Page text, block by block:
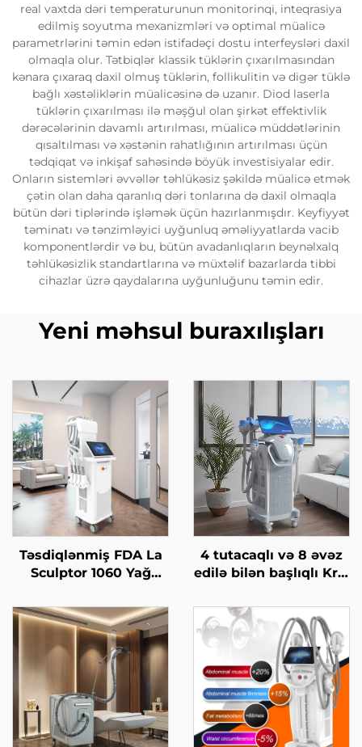
real vaxtda dəri temperaturunun monitorinqi, inteqrasiya
edilmiş soyutma mexanizmləri və optimal müalicə
parametrlərini təmin edən istifadəçi dostu interfeysləri daxil
olmaqla olur. Tətbiqlər klassik tüklərin çıxarılmasından
kənara çıxaraq daxil olmuş tüklərin, follikulitin və digər tüklə
bağlı xəstəliklərin müalicəsinə də uzanır. Diod laserla
tüklərin çıxarılması ilə məşğul olan şirkət effektivlik
dərəcələrinin davamlı artırılması, müalicə müddətlərinin
qısaltılması və xəstənin rahatlığının artırılması üçün
tədqiqat və inkişaf sahəsində böyük investisiyalar edir.
Onların sistemləri əvvəllər təhlükəsiz şəkildə müalicə etmək
çətin olan daha qaranlıq dəri tonlarına də daxil olmaqla
bütün dəri tiplərində işləmək üçün hazırlanmışdır. Keyfiyyət
təminatı və tənzimləyici uyğunluq əməliyyatlarda vacib
komponentlərdir və bu, bütün avadanlıqların beynəlxalq
təhlükəsizlik standartlarına və müxtəlif bazarlarda tibbi
cihazlar üzrə qaydalarına uyğunluğunu təmin edir.
Yeni məhsul buraxılışları
Təsdiqlənmiş FDA La
Sculptor 1060 Yağ
nm Diod Laser Bədən
Forması Yaradan
Zəiflətmə Maşını
4 tutacaqlı və 8 əvəz
edilə bilən başlıqlı Krio
soyutma texnologiyası
ilə krioterapiya, çəki
itirmə kosmetik maşın